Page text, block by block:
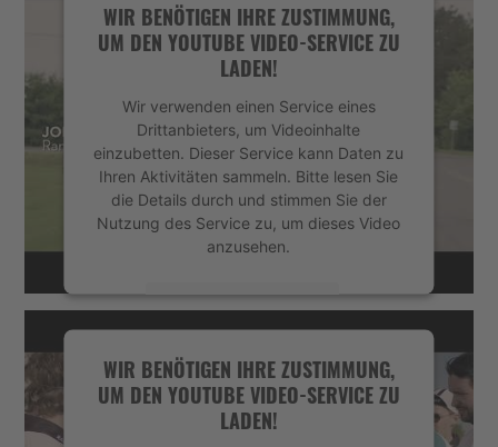
powered by
Usercentrics Consent
Management Platform
WIR BENÖTIGEN IHRE ZUSTIMMUNG,
UM DEN YOUTUBE VIDEO-SERVICE ZU
LADEN!
Wir verwenden einen Service eines
Drittanbieters, um Videoinhalte
einzubetten. Dieser Service kann Daten zu
Ihren Aktivitäten sammeln. Bitte lesen Sie
die Details durch und stimmen Sie der
Nutzung des Service zu, um dieses Video
anzusehen.
Akzeptieren
powered byUsercentrics Consent
Management Platform
WIR BENÖTIGEN IHRE ZUSTIMMUNG,
UM DEN YOUTUBE VIDEO-SERVICE ZU
LADEN!